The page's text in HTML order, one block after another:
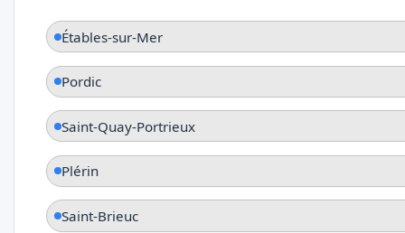
Étables-sur-Mer
Pordic
Saint-Quay-Portrieux
Plérin
Saint-Brieuc